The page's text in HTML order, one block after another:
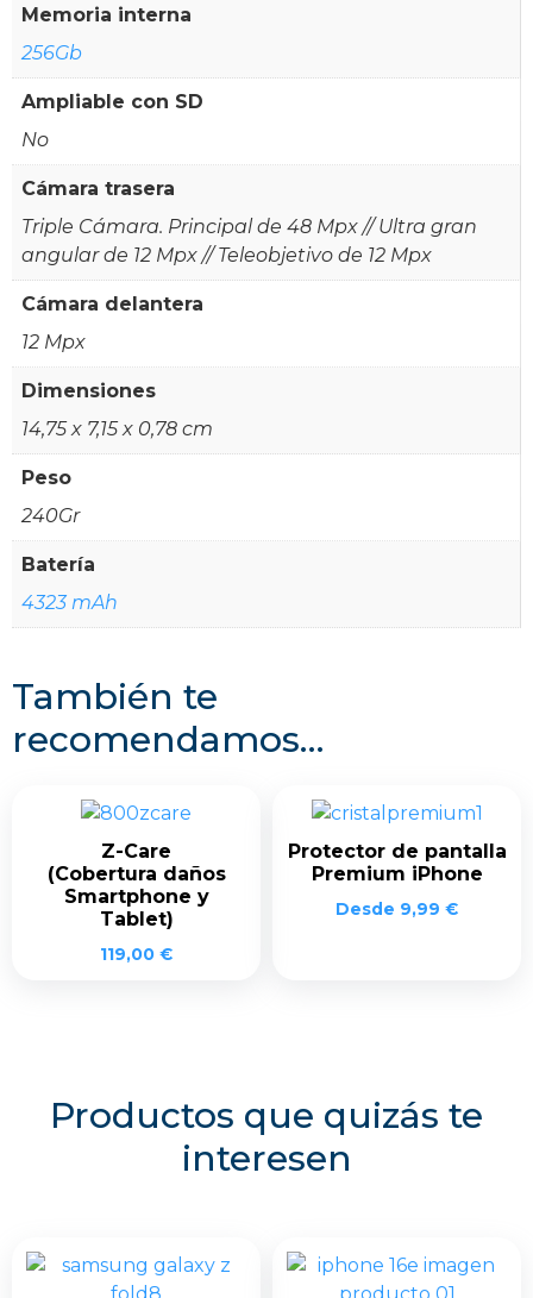
Memoria interna
256Gb
Ampliable con SD
No
Cámara trasera
Triple Cámara. Principal de 48 Mpx // Ultra gran
angular de 12 Mpx // Teleobjetivo de 12 Mpx
Cámara delantera
12 Mpx
Dimensiones
14,75 x 7,15 x 0,78 cm
Peso
240Gr
Batería
4323 mAh
También te
recomendamos…
Z-Care
(Cobertura daños
Smartphone y
Tablet)
119,00 €
Protector de pantalla
Premium iPhone
Desde 9,99 €
Productos que quizás te
interesen